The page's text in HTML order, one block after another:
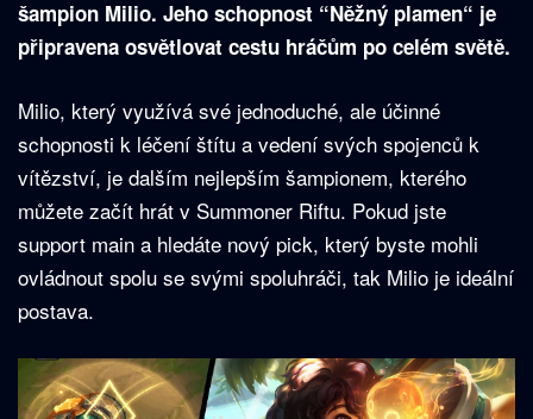
šampion Milio. Jeho schopnost “Něžný plamen“ je
připravena osvětlovat cestu hráčům po celém světě.
Milio, který využívá své jednoduché, ale účinné
schopnosti k léčení štítu a vedení svých spojenců k
vítězství, je dalším nejlepším šampionem, kterého
můžete začít hrát v Summoner Riftu. Pokud jste
support main a hledáte nový pick, který byste mohli
ovládnout spolu se svými spoluhráči, tak Milio je ideální
postava.